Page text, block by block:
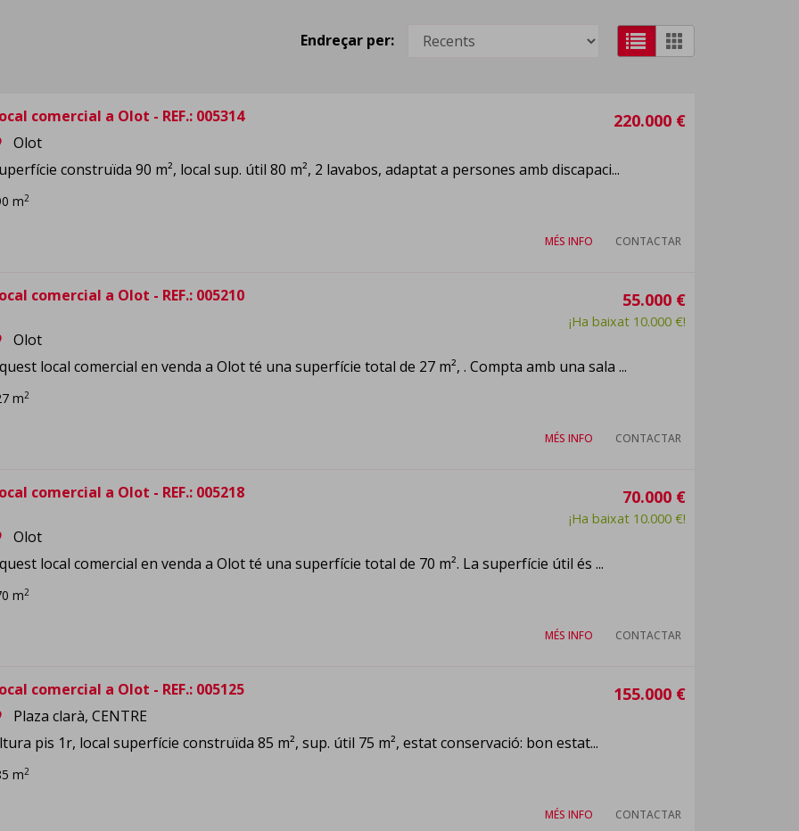
Endreçar per:
comercial a Olot - REF.: 005314 220.000 €
Olot
construïda 90 m², local sup. útil 80 m², 2 lavabos, adaptat a persones amb discapaci...
m2
CONTACTAR
MÉS INFO
comercial a Olot - REF.: 005210 55.000 €
¡Ha baixat 10.000 €!
Olot
local comercial en venda a Olot té una superfície total de 27 m², . Compta amb una sala ...
m2
CONTACTAR
MÉS INFO
comercial a Olot - REF.: 005218 70.000 €
¡Ha baixat 10.000 €!
Olot
local comercial en venda a Olot té una superfície total de 70 m². La superfície útil és ...
m2
CONTACTAR
MÉS INFO
comercial a Olot - REF.: 005125 155.000 €
Plaza clarà, CENTRE
pis 1r, local superfície construïda 85 m², sup. útil 75 m², estat conservació: bon estat...
m2
CONTACTAR
MÉS INFO